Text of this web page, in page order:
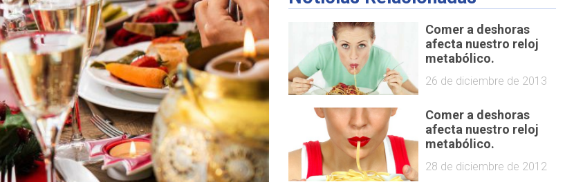
Comer a deshoras
afecta nuestro reloj
metabólico.
26 de diciembre de 2013
Comer a deshoras
afecta nuestro reloj
metabólico.
28 de diciembre de 2012